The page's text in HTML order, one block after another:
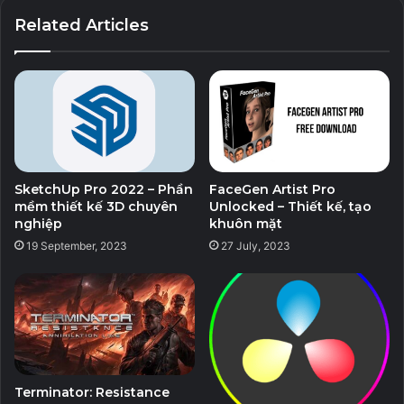
Ngoài ra, Luminar AI cho phép bạn cung cấp tầm nhìn sáng
tạo của mình nhanh nhất có thể. Trí tuệ nhân tạo đảm nhận
công việc buồn tẻ và thường ngày. Nhưng bạn có thể chỉnh
sửa và tinh chỉnh từng bước trên đường đi.
Phần mềm có đuôi _WithMed hoặc _Rsload thì đã
bao gồm kích hoạt đi kèm. Cài đặt xong thì chạy
kích hoạt.
* Phần mềm đuôi Lrepacks, Repackme, Diakov,
KpoJIuK,TryRooM thì chỉ cần chạy file install.cmd là
được. Không chạy file exe.
* Phần mềm đuôi Portable thì chỉ cần giải nén và chạy
file exe, không cần cài đặt
Related Articles
SketchUp Pro 2022 – Phần
mềm thiết kế 3D chuyên
nghiệp
19 September, 2023
FaceGen Artist Pro
Unlocked – Thiết kế, tạo
khuôn mặt
27 July, 2023
Terminator: Resistance